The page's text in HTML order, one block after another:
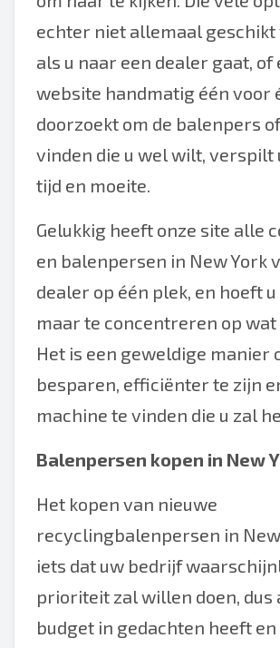
echter niet allemaal geschikt
als u naar een dealer gaat, of
website handmatig één voor
doorzoekt om de balenpers
vinden die u wel wilt, verspilt
tijd en moeite.
Gelukkig heeft onze site alle
en balenpersen in New York
dealer op één plek, en hoeft
maar te concentreren op wat
Het is een geweldige manier
besparen, efficiënter te zijn
machine te vinden die u zal
Balenpersen kopen in New
Het kopen van nieuwe
recyclingbalenpersen in
iets dat uw bedrijf
prioriteit zal willen doen, dus
budget in gedachten heeft